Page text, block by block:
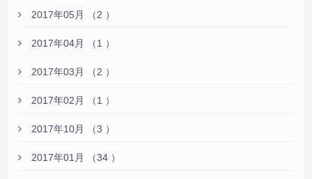
2017年05月 （2 ）
2017年04月 （1 ）
2017年03月 （2 ）
2017年02月 （1 ）
2017年10月 （3 ）
2017年01月 （34 ）